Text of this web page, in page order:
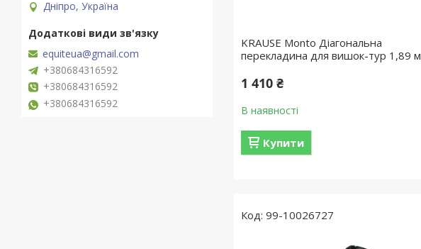
KRAUSE Monto Діагональна
перекладина для вишок-тур 1,89 м
1 410 ₴
В наявності
Купити
99-10026727
Дніпро, Україна
equiteua@gmail.com
+380684316592
+380684316592
+380684316592